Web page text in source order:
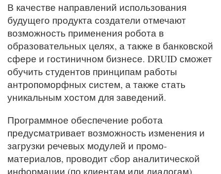
В качестве направлений использования
будущего продукта создатели отмечают
возможность применения робота в
образовательных целях, а также в банковской
сфере и гостиничном бизнесе. DRUID сможет
обучить студентов принципам работы
антропоморфных систем, а также стать
уникальным хостом для заведений.
Программное обеспечение робота
предусматривает возможность изменения и
загрузки речевых модулей и промо-
материалов, проводит cбор аналитической
информации (по клиентам или диалогам),